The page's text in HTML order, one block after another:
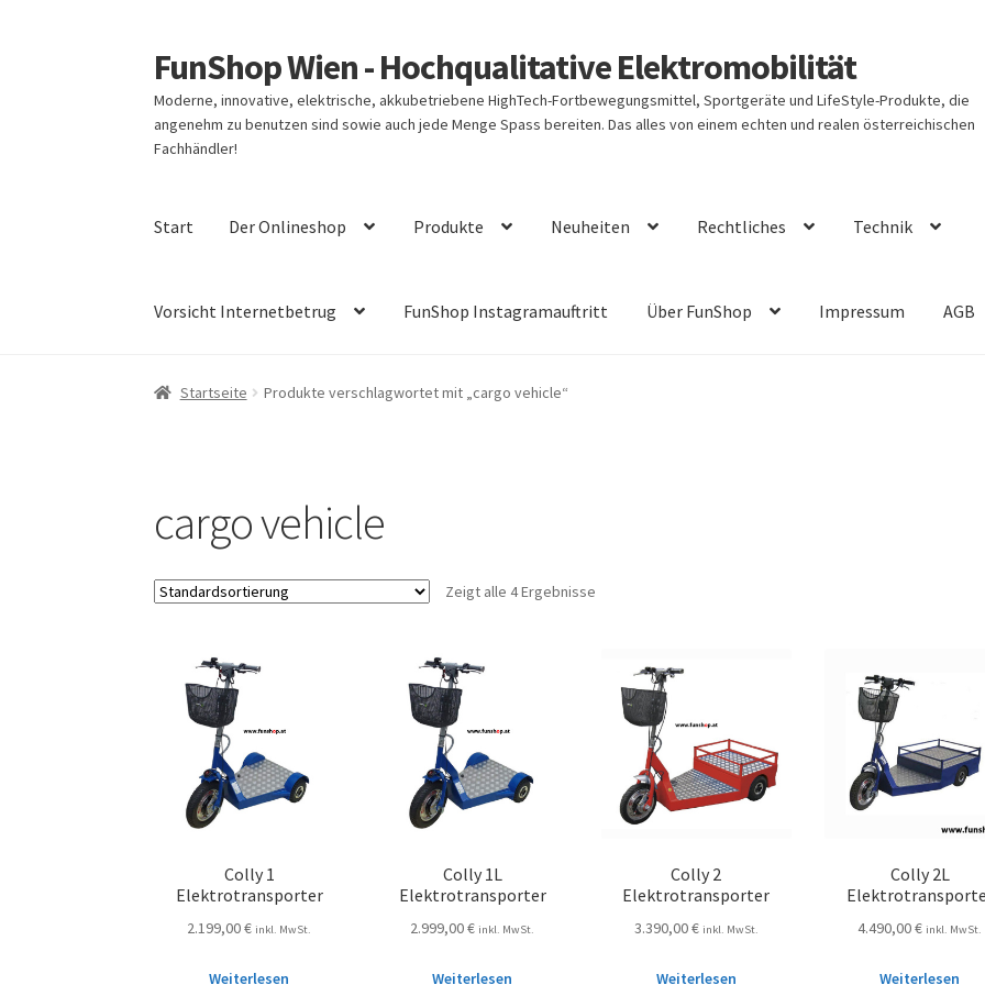
Zur
Navigation
springen
Zum
Inhalt
springen
FunShop Wien - Hochqualitative Elektromobilität
Moderne, innovative, elektrische, akkubetriebene HighTech-Fortbewegungsmittel, Sportgeräte und LifeStyle-Produkte, die
angenehm zu benutzen sind sowie auch jede Menge Spass bereiten. Das alles von einem echten und realen österreichischen
Fachhändler!
Start Der Onlineshop Produkte Neuheiten Rechtliches Technik
Vorsicht Internetbetrug FunShop Instagramauftritt Über FunShop Impressum AGB
Startseite Produkte verschlagwortet mit „cargo vehicle“
cargo vehicle
Zeigt alle 4 Ergebnisse
Colly 1
Elektrotransporter
2.199,00€ inkl. MwSt.
Weiterlesen
Colly 1L
Elektrotransporter
2.999,00€ inkl. MwSt.
Weiterlesen
Colly 2
Elektrotransporter
3.390,00€ inkl. MwSt.
Weiterlesen
Colly 2L
4.490,00€ inkl. MwSt.
Weiterlesen